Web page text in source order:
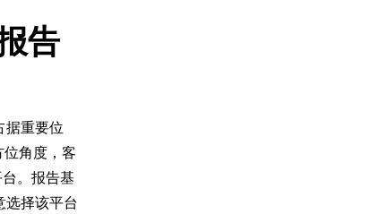
告
据重要位
角度，客
。报告基
选择该平台